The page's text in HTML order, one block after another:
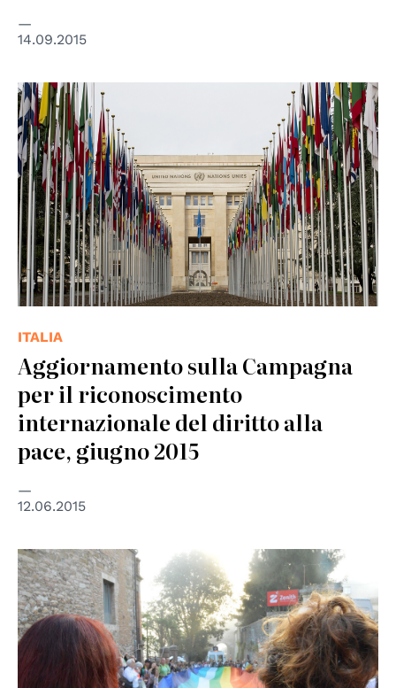
14.09.2015
© UN Photo
ITALIA
Aggiornamento sulla Campagna
per il riconoscimento
internazionale del diritto alla
pace, giugno 2015
12.06.2015